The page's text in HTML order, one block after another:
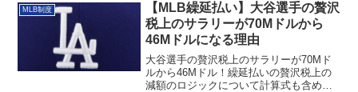
MLB制度
【MLB繰延払い】大谷選手の贅沢
税上のサラリーが70Mドルから
46Mドルになる理由
大谷選手の贅沢税上のサラリーが70Mド
ルから46Mドル！繰延払いの贅沢税上の
減額のロジックについて計算式も含めて